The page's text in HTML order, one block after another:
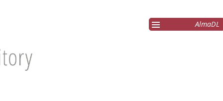
AlmaDL